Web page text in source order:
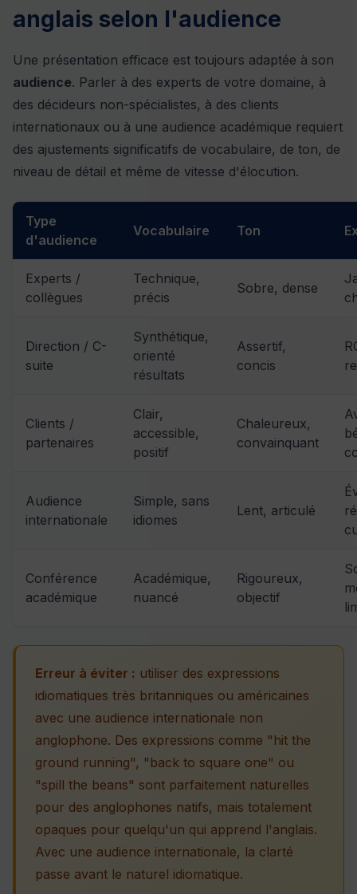
anglais selon l'audience
Une présentation efficace est toujours adaptée à son
audience. Parler à des experts de votre domaine, à
des décideurs non-spécialistes, à des clients
internationaux ou à une audience académique requiert
des ajustements significatifs de vocabulaire, de ton, de
niveau de détail et même de vitesse d'élocution.
Type
d'audience
Vocabulaire Ton
Experts /
collègues
Technique,
précis
Sobre, dense
Direction / C-
suite
Synthétique,
orienté
résultats
Assertif,
concis
Clients /
partenaires
Clair,
accessible,
positif
Chaleureux,
convainquant
Audience
internationale
Simple, sans
idiomes
Lent, articulé
Conférence
académique
Académique,
nuancé
Rigoureux,
objectif
Erreur à éviter : utiliser des expressions
idiomatiques très britanniques ou américaines
avec une audience internationale non
anglophone. Des expressions comme "hit the
ground running", "back to square one" ou
"spill the beans" sont parfaitement naturelles
pour des anglophones natifs, mais totalement
opaques pour quelqu'un qui apprend l'anglais.
Avec une audience internationale, la clarté
passe avant le naturel idiomatique.